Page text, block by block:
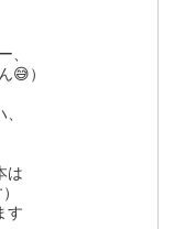
、
😅）
は
す